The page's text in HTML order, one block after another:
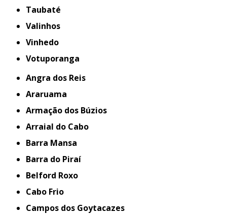
Taubaté
Valinhos
Vinhedo
Votuporanga
Angra dos Reis
Araruama
Armação dos Búzios
Arraial do Cabo
Barra Mansa
Barra do Piraí
Belford Roxo
Cabo Frio
Campos dos Goytacazes